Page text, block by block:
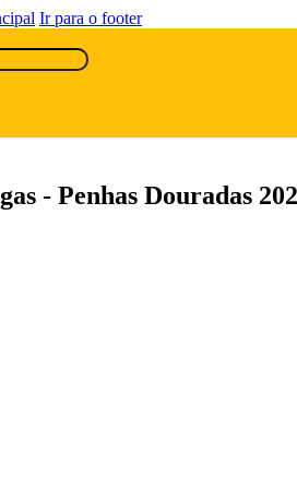
Ir para o footer
- Penhas Douradas